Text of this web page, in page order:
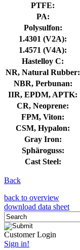
PTFE:
PA:
Polysulfon:
1.4301 (V2A):
1.4571 (V4A):
Hastelloy C:
NR, Natural Rubber:
NBR, Perbunan:
IIR, EPDM, APTK:
CR, Neoprene:
FPM, Viton:
CSM, Hypalon:
Gray Iron:
Sphäroguss:
Cast Steel:
Back
back to overview
download data sheet
Customer Login
Sign in!